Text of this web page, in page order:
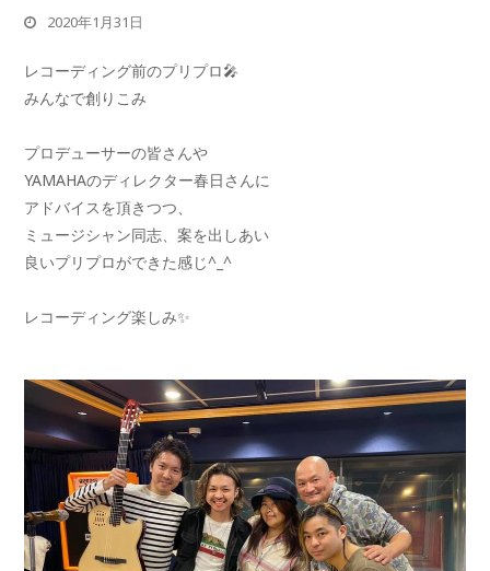
2020年1月31日
レコーディング前のプリプロ🎤
みんなで創りこみ
プロデューサーの皆さんや
YAMAHAのディレクター春日さんに
アドバイスを頂きつつ、
ミュージシャン同志、案を出しあい
良いプリプロができた感じ^_^
レコーディング楽しみ✨